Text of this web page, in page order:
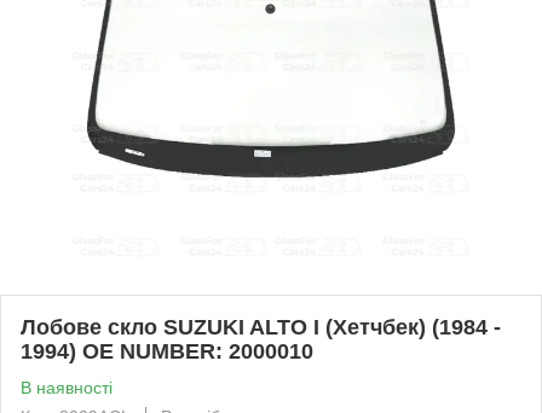
Лобове скло SUZUKI ALTO I (Хетчбек) (1984 -
1994) OE NUMBER: 2000010
В наявності